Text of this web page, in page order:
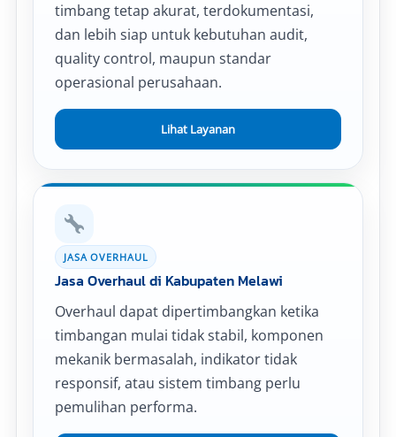
timbang tetap akurat, terdokumentasi,
dan lebih siap untuk kebutuhan audit,
quality control, maupun standar
operasional perusahaan.
Lihat Layanan
JASA OVERHAUL
Jasa Overhaul di Kabupaten Melawi
Overhaul dapat dipertimbangkan ketika
timbangan mulai tidak stabil, komponen
mekanik bermasalah, indikator tidak
responsif, atau sistem timbang perlu
pemulihan performa.